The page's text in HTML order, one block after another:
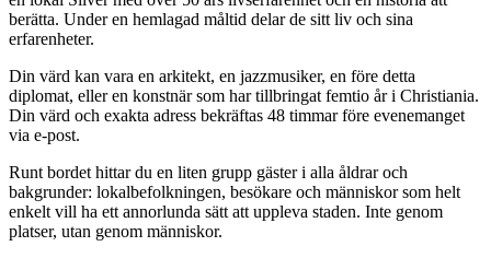
berätta. Under en hemlagad måltid delar de sitt liv och sina
erfarenheter.
Din värd kan vara en arkitekt, en jazzmusiker, en före detta
diplomat, eller en konstnär som har tillbringat femtio år i Christiania.
Din värd och exakta adress bekräftas 48 timmar före evenemanget
via e-post.
Runt bordet hittar du en liten grupp gäster i alla åldrar och
bakgrunder: lokalbefolkningen, besökare och människor som helt
enkelt vill ha ett annorlunda sätt att uppleva staden. Inte genom
platser, utan genom människor.